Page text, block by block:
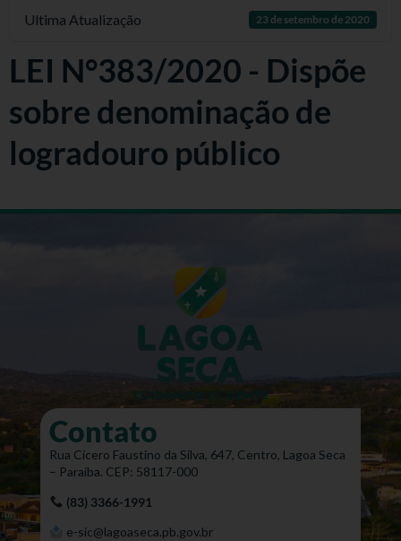
Ultima Atualização 23 de setembro de 2020
LEI N°383/2020 - Dispõe
sobre denominação de
logradouro público
Contato
Rua Cícero Faustino da Silva, 647, Centro, Lagoa Seca
– Paraíba. CEP: 58117-000
(83) 3366-1991
e-sic@lagoaseca.pb.gov.br